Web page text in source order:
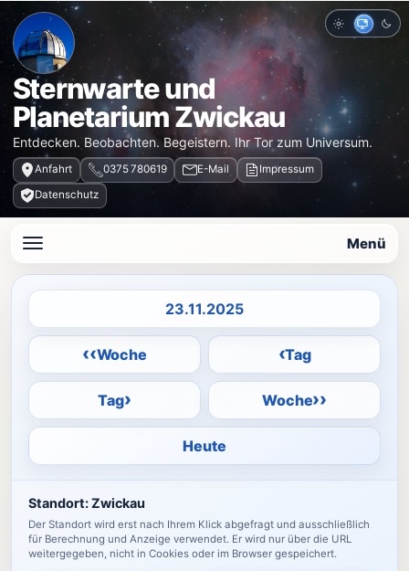
Sternwarte und
Planetarium Zwickau
Entdecken. Beobachten. Begeistern. Ihr Tor zum Universum.
Anfahrt 0375 780619 E-Mail
Impressum
Datenschutz
Hell Auto
Menü
‹‹Woche ‹Tag
Datum auswählen
Tag› Woche››
Heute
Standort:Zwickau
Der Standort wird erst nach Ihrem Klick abgefragt und ausschließlich
für Berechnung und Anzeige verwendet. Er wird nur über die URL
weitergegeben, nicht in Cookies oder im Browser gespeichert.